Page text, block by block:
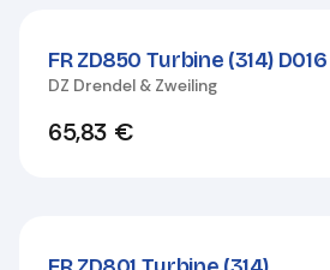
FR ZD850 Turbine (314)
DZ Drendel & Zweiling
65,83 €